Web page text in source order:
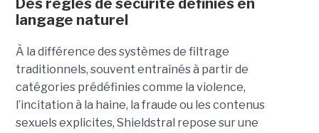
Des règles de sécurité définies en
langage naturel
À la différence des systèmes de filtrage
traditionnels, souvent entraînés à partir de
catégories prédéfinies comme la violence,
l’incitation à la haine, la fraude ou les contenus
sexuels explicites, Shieldstral repose sur une